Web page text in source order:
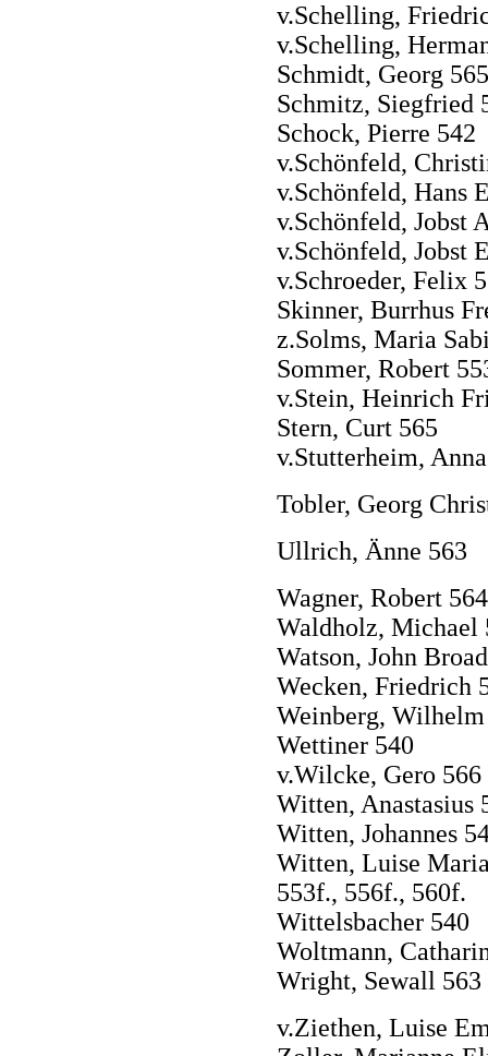
v.Schelling,
v.Schelling,
Schmidt, Georg 565
Schmitz, Siegfried
Schock, Pierre 542
v.Schönfeld,
v.Schönfeld, Hans
v.Schönfeld, Jobst
v.Schönfeld, Jobst
v.Schroeder, Felix
Skinner, Burrhus
z.Solms, Maria
Sommer, Robert
v.Stein, Heinrich
Stern, Curt 565
v.Stutterheim,
Tobler, Georg
Ullrich, Änne 563
Wagner, Robert 564
Waldholz, Michael
Watson, John
Wecken, Friedrich
Weinberg,
Wettiner 540
v.Wilcke, Gero 566
Witten, Anastasius
Witten, Johannes
Witten, Luise
553f., 556f., 560f.
Wittelsbacher 540
Woltmann,
Wright, Sewall 563
v.Ziethen, Luise